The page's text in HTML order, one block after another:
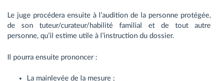
Le juge procédera ensuite à l’audition de la personne protégée,
de son tuteur/curateur/habilité familial et de tout autre
personne, qu’il estime utile à l’instruction du dossier.
Il pourra ensuite prononcer :
La mainlevée de la mesure ;